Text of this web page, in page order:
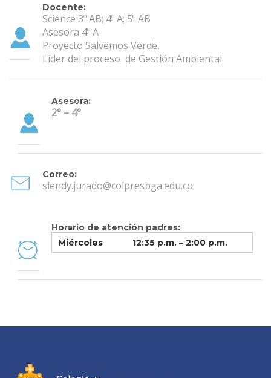
Docente:
Science 3º AB; 4º A; 5º AB
Asesora 4º A
Proyecto Salvemos Verde,
Líder del proceso de Gestión Ambiental
Asesora:
2° – 4°
Correo:
slendy.jurado@colpresbga.edu.co
Horario de atención padres:
Miércoles
12:35 p.m. – 2:00 p.m.